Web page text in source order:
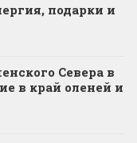
подарки и
Севера в
в край оленей и